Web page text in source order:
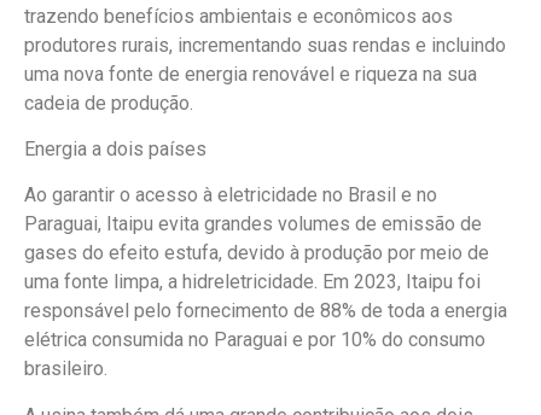
trazendo benefícios ambientais e econômicos aos
produtores rurais, incrementando suas rendas e incluindo
uma nova fonte de energia renovável e riqueza na sua
cadeia de produção.
Energia a dois países
Ao garantir o acesso à eletricidade no Brasil e no
Paraguai, Itaipu evita grandes volumes de emissão de
gases do efeito estufa, devido à produção por meio de
uma fonte limpa, a hidreletricidade. Em 2023, Itaipu foi
responsável pelo fornecimento de 88% de toda a energia
elétrica consumida no Paraguai e por 10% do consumo
brasileiro.